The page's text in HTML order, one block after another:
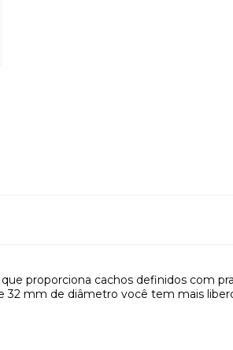
proporciona cachos definidos com
32 mm de diâmetro você tem mais